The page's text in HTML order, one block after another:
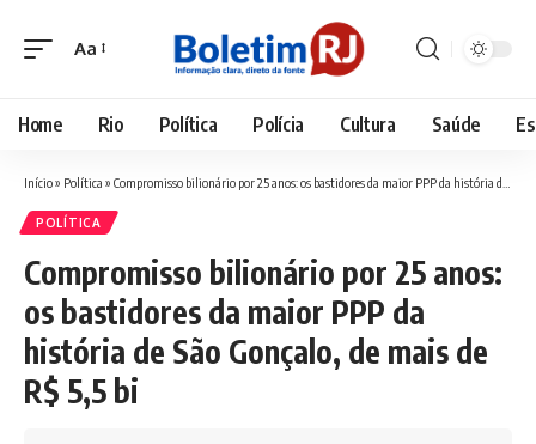
Font
Aa
Home Rio Política Polícia Cultura Saúde
Início» Política » Compromisso bilionário por 25 anos: os bastidores da maior PPP da história de São Gonçalo, de mais de R$ 5,5 bi
POLÍTICA
Compromisso bilionário por 25 anos:
os bastidores da maior PPP da
história de São Gonçalo, de mais de
R$ 5,5 bi